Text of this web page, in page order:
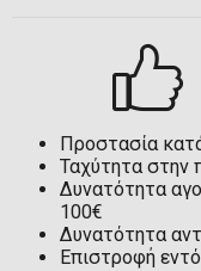
Προστασία
Ταχύτητα στην
Δυνατότητα
100€
Δυνατότητα
Επιστροφή